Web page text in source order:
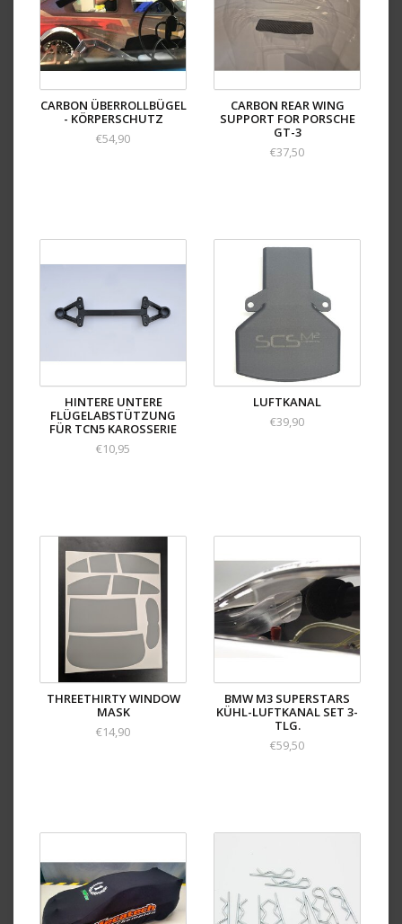
CARBON ÜBERROLLBÜGEL
- KÖRPERSCHUTZ
€54,90
CARBON REAR WING
SUPPORT FOR PORSCHE
GT-3
€37,50
HINTERE UNTERE
FLÜGELABSTÜTZUNG
FÜR TCN5 KAROSSERIE
€10,95
LUFTKANAL
€39,90
THREETHIRTY WINDOW
MASK
€14,90
BMW M3 SUPERSTARS
KÜHL-LUFTKANAL SET 3-
TLG.
€59,50